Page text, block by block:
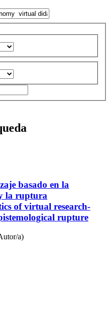
basado en la
la ruptura
of virtual research-
rupture
a)